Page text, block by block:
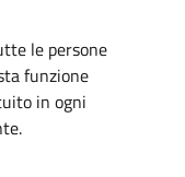
le persone
funzione
in ogni